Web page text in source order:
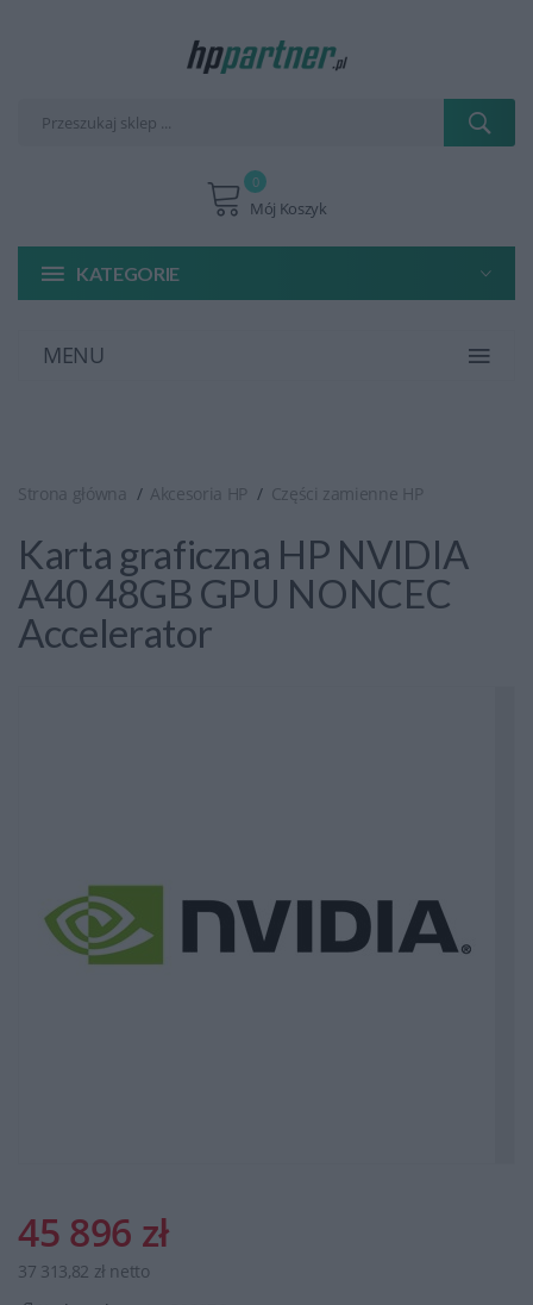
Mój Koszyk
0
KATEGORIE
MENU
Strona główna Akcesoria HP Części zamienne HP
Karta graficzna HP NVIDIA
A40 48GB GPU NONCEC
Accelerator
45 896 zł
37 313,82 zł netto